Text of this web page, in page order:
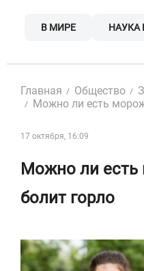
В МИРЕ НАУКА
Главная Общество
Можно ли есть
17 октября, 16:09
Можно ли есть
болит горло